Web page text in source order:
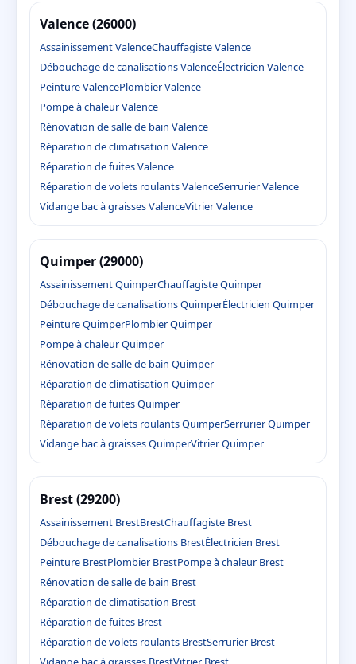
Valence (26000)
Assainissement ValenceChauffagiste Valence
Débouchage de canalisations ValenceÉlectricien Valence
Peinture ValencePlombier Valence
Pompe à chaleur Valence
Rénovation de salle de bain Valence
Réparation de climatisation Valence
Réparation de fuites Valence
Réparation de volets roulants ValenceSerrurier Valence
Vidange bac à graisses ValenceVitrier Valence
Quimper (29000)
Assainissement QuimperChauffagiste Quimper
Débouchage de canalisations QuimperÉlectricien Quimper
Peinture QuimperPlombier Quimper
Pompe à chaleur Quimper
Rénovation de salle de bain Quimper
Réparation de climatisation Quimper
Réparation de fuites Quimper
Réparation de volets roulants QuimperSerrurier Quimper
Vidange bac à graisses QuimperVitrier Quimper
Brest (29200)
Assainissement BrestBrestChauffagiste Brest
Débouchage de canalisations BrestÉlectricien Brest
Peinture BrestPlombier BrestPompe à chaleur Brest
Rénovation de salle de bain Brest
Réparation de climatisation Brest
Réparation de fuites Brest
Réparation de volets roulants BrestSerrurier Brest